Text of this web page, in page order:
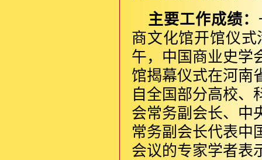
主要工作成绩：
商文化馆开馆仪
午，中国商业史学
馆揭幕仪式在河南
自全国部分高校、
会常务副会长、中
常务副会长代表中
会议的专家学者表